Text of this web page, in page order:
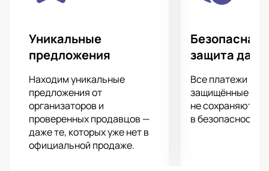
взаимодействовать с публикой, поэтому скучать
вечер поможет вам раскрыть поэтический дар и
начать сочинять стихи, если до сих пор вы этого
еще не делали.
Уникальные
предложения
Находим уникальные
предложения от
организаторов и
проверенных продавцов —
даже те, которых уже нет в
официальной продаже.
Безопасная
защита
Все платежи
защищённые
не сохраняются
в безопасности.